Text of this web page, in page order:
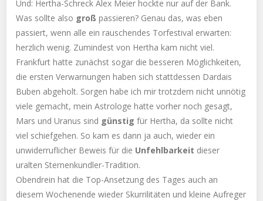
Und: Hertha-Schreck Alex Meier hockte nur auf der Bank.
Was sollte also großpassieren? Genau das, was eben
passiert, wenn alle ein rauschendes Torfestival erwarten:
herzlich wenig. Zumindest von Hertha kam nicht viel.
Frankfurt hatte zunächst sogar die besseren Möglichkeiten,
die ersten Verwarnungen haben sich stattdessen Dardais
Buben abgeholt. Sorgen habe ich mir trotzdem nicht unnötig
viele gemacht, mein Astrologe hatte vorher noch gesagt,
Mars und Uranus sind günstigfür Hertha, da sollte nicht
viel schiefgehen. So kam es dann ja auch, wieder ein
unwiderruflicher Beweis für die Unfehlbarkeit dieser
uralten Sternenkundler-Tradition.
Obendrein hat die Top-Ansetzung des Tages auch an
diesem Wochenende wieder Skurrilitäten und kleine Aufreger